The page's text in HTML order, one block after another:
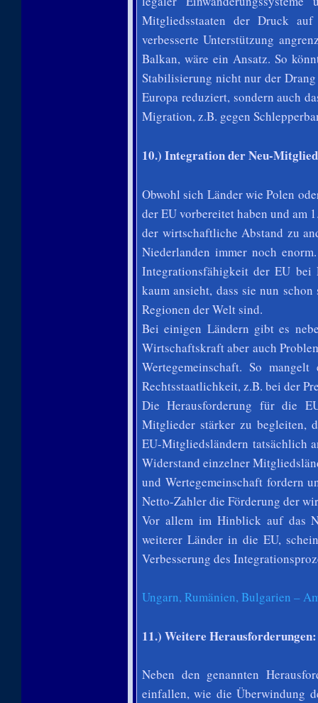
Mitgliedsstaaten der Druck
verbesserte Unterstützung
Balkan, wäre ein Ansatz. So
Stabilisierung nicht nur der
Europa reduziert, sondern auch
Migration, z.B. gegen
10.) Integration der Neu-
Obwohl sich Länder wie Polen
der EU vorbereitet haben und am
der wirtschaftliche Abstand zu
Niederlanden immer noch
Integrationsfähigkeit der EU bei
kaum ansieht, dass sie nun
Regionen der Welt sind.
Bei einigen Ländern gibt es
Wirtschaftskraft aber auch
Wertegemeinschaft. So
Rechtsstaatlichkeit, z.B. bei der
Die Herausforderung für die
Mitglieder stärker zu begleiten,
EU-Mitgliedsländern tatsächlich
Widerstand einzelner
und Wertegemeinschaft fordern
Netto-Zahler die Förderung der
Vor allem im Hinblick auf das
weiterer Länder in die EU,
Verbesserung des
Ungarn, Rumänien, Bulgarien –
11.) Weitere Herausforderungen:
Neben den genannten
einfallen, wie die Überwindung